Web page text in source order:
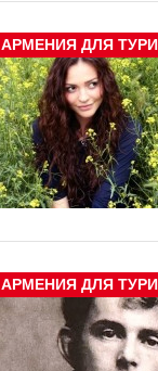
АРМЕНИЯ ДЛЯ
АРМЕНИЯ ДЛЯ